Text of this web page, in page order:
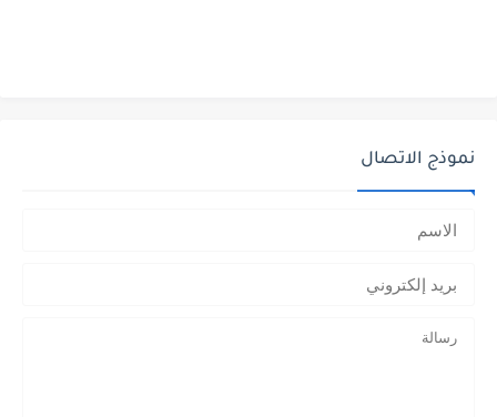
نموذج الاتصال